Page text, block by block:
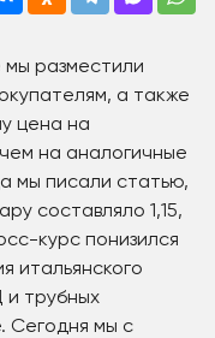
мы разместили
а также
цена на
на аналогичные
мы писали статью,
составляло 1,15,
курс понизился
итальянского
и трубных
Сегодня мы с